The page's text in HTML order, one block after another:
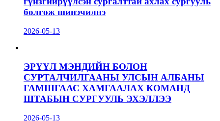
болгож шинэчилнэ
2026-05-13
ЭРҮҮЛ МЭНДИЙН БОЛОН
СУРТАЛЧИЛГААНЫ УЛСЫН АЛБАНЫ
ГАМШГААС ХАМГААЛАХ КОМАНД
ШТАБЫН СУРГУУЛЬ ЭХЭЛЛЭЭ
2026-05-13